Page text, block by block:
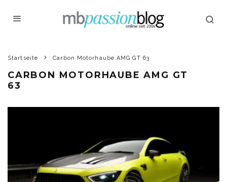
Startseite Carbon Motorhaube AMG GT 63
CARBON MOTORHAUBE AMG GT
63